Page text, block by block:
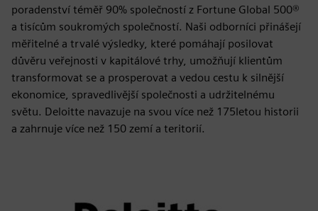
poradenství téměř 90% společností z Fortune Global 500®
a tisícům soukromých společností. Naši odborníci přinášejí
měřitelné a trvalé výsledky, které pomáhají posilovat
důvěru veřejnosti v kapitálové trhy, umožňují klientům
transformovat se a prosperovat a vedou cestu k silnější
ekonomice, spravedlivější společnosti a udržitelnému
světu. Deloitte navazuje na svou více než 175letou historii
a zahrnuje více než 150 zemí a teritorií.